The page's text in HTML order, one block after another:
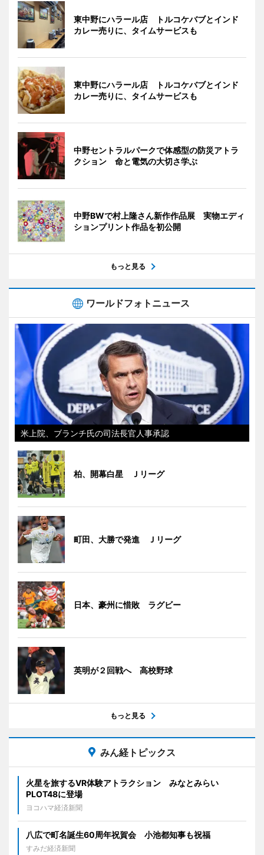
東中野にハラール店 トルコケバブとインド
カレー売りに、タイムサービスも
東中野にハラール店 トルコケバブとインド
カレー売りに、タイムサービスも
中野セントラルパークで体感型の防災アトラ
クション 命と電気の大切さ学ぶ
中野BWで村上隆さん新作作品展 実物エディ
ションプリント作品を初公開
もっと見る
ワールドフォトニュース
米上院、ブランチ氏の司法長官人事承認
柏、開幕白星 Ｊリーグ
町田、大勝で発進 Ｊリーグ
日本、豪州に惜敗 ラグビー
英明が２回戦へ 高校野球
もっと見る
みん経トピックス
火星を旅するVR体験アトラクション みなとみらい
PLOT48に登場
ヨコハマ経済新聞
八広で町名誕生60周年祝賀会 小池都知事も祝福
すみだ経済新聞